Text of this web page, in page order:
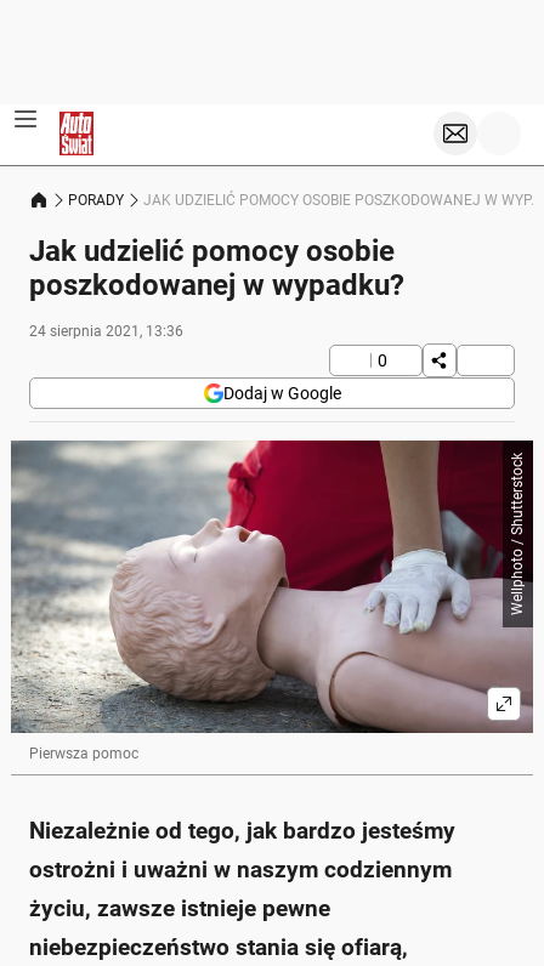
PORADY JAK UDZIELIĆ POMOCY OSOBIE POSZKODOWANEJ W
Jak udzielić pomocy osobie
poszkodowanej w wypadku?
24 sierpnia 2021, 13:36
0
Dodaj w Google
Wellphoto / Shutterstock
Pierwsza pomoc
Niezależnie od tego, jak bardzo jesteśmy
ostrożni i uważni w naszym codziennym
życiu, zawsze istnieje pewne
niebezpieczeństwo stania się ofiarą,